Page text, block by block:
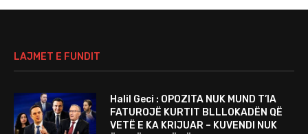
LAJMET E FUNDIT
Halil Geci : OPOZITA NUK MUND T’IA
FATUROJË KURTIT BLLLOKADËN QË
VETË E KA KRIJUAR – KUVENDI NUK